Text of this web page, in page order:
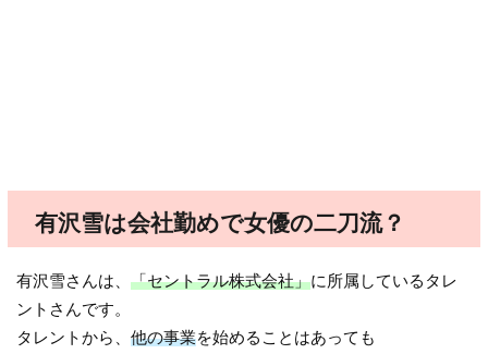
有沢雪は会社勤めで女優の二刀流？
有沢雪さんは、「セントラル株式会社」に所属しているタレ
ントさんです。
タレントから、他の事業を始めることはあっても